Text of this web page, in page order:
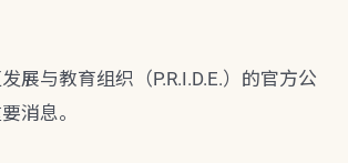
展与教育组织（P.R.I.D.E.）的官方公
消息。